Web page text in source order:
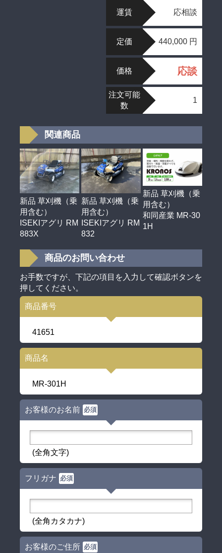
運賃 応相談
定価 440,000 円
価格 応談
注文可能
数
1
関連商品
新品 草刈機（乗
用含む）
ISEKIアグリ RM
883X
新品 草刈機（乗
用含む）
ISEKIアグリ RM
832
新品 草刈機（乗
用含む）
和同産業 MR-30
1H
商品のお問い合わせ
お手数ですが、下記の項目を入力して確認ボタンを
押してください。
商品番号
41651
商品名
MR-301H
お客様のお名前 必須
(全角文字)
フリガナ 必須
(全角カタカナ)
お客様のご住所 必須